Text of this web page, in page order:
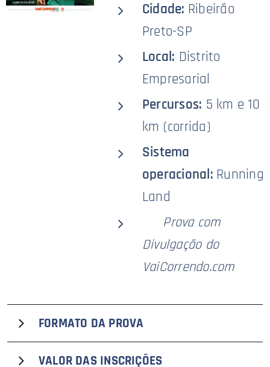
Cidade: Ribeirão
Preto-SP
Local: Distrito
Empresarial
Percursos: 5 km e 10
km (corrida)
Sistema
operacional: Running
Land
Prova com
Divulgação do
VaiCorrendo.com
FORMATO DA PROVA
recebe o selo premiumVaiCorrendo.com
VALOR DAS INSCRIÇÕES